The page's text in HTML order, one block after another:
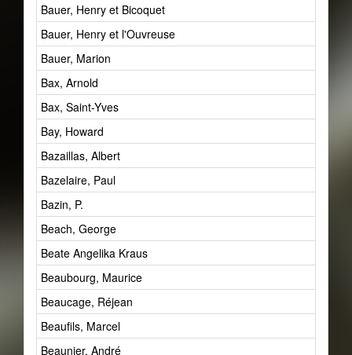
Bauer, Henry et Bicoquet
Bauer, Henry et l'Ouvreuse
Bauer, Marion
Bax, Arnold
Bax, Saint-Yves
Bay, Howard
Bazaillas, Albert
Bazelaire, Paul
Bazin, P.
Beach, George
Beate Angelika Kraus
Beaubourg, Maurice
Beaucage, Réjean
Beaufils, Marcel
Beaunier, André